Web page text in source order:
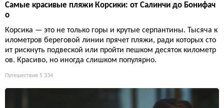
Самые красивые пляжи Корсики: от Салинчи до Бонифач
о
Корсика — это не только горы и крутые серпантины. Тысяча к
илометров береговой линии прячет пляжи, ради которых сто
ит рискнуть подвеской или пройти пешком десяток километр
ов. Красиво, но иногда слишком популярно.
Путешествия 5 334